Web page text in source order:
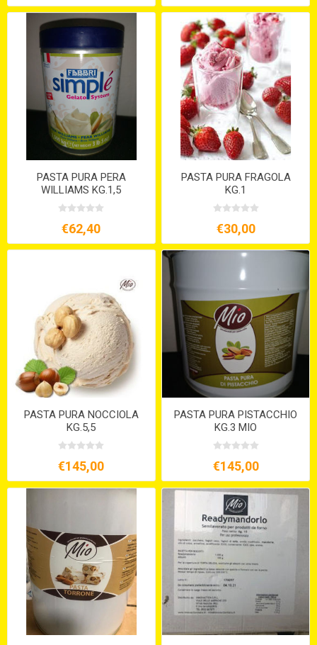
PASTA PURA PERA
WILLIAMS KG.1,5
€62,40
PASTA PURA FRAGOLA
KG.1
€30,00
PASTA PURA NOCCIOLA
KG.5,5
€145,00
PASTA PURA PISTACCHIO
KG.3 MIO
€145,00